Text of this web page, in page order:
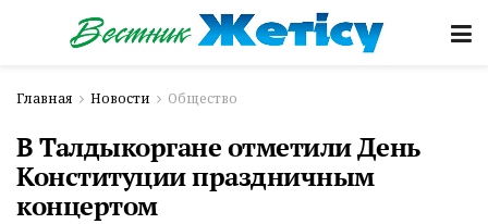
Главная Новости Общество
В Талдыкоргане отметили День
Конституции праздничным
концертом